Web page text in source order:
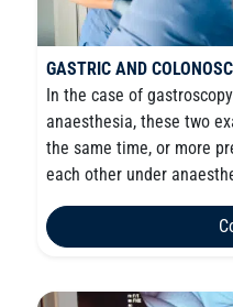
GASTRIC AND
In the case of
anaesthesia, these two
the same time, or more
each other under